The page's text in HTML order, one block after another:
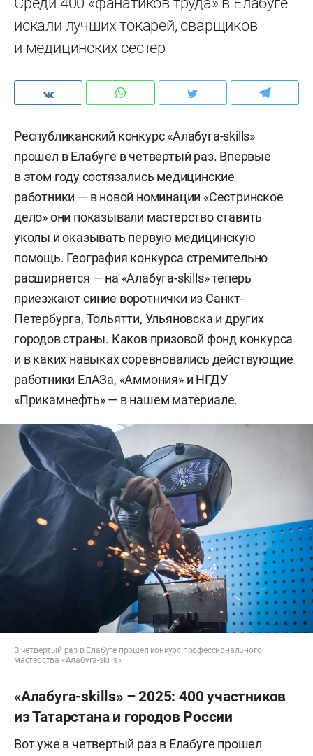
искали лучших токарей, сварщиков
и медицинских сестер
Республиканский конкурс «Алабуга-skills»
прошел в Елабуге в четвертый раз. Впервые
в этом году состязались медицинские
работники — в новой номинации «Сестринское
дело» они показывали мастерство ставить
уколы и оказывать первую медицинскую
помощь. География конкурса стремительно
расширяется — на «Алабуга-skills» теперь
приезжают синие воротнички из Санкт-
Петербурга, Тольятти, Ульяновска и других
городов страны. Каков призовой фонд конкурса
и в каких навыках соревновались действующие
работники ЕлАЗа, «Аммония» и НГДУ
«Прикамнефть» — в нашем материале.
В четвертый раз в Елабуге прошел конкурс профессионального
мастерства «Алабуга-skills»
«Алабуга-skills» – 2025: 400 участников
из Татарстана и городов России
Вот уже в четвертый раз в Елабуге прошел